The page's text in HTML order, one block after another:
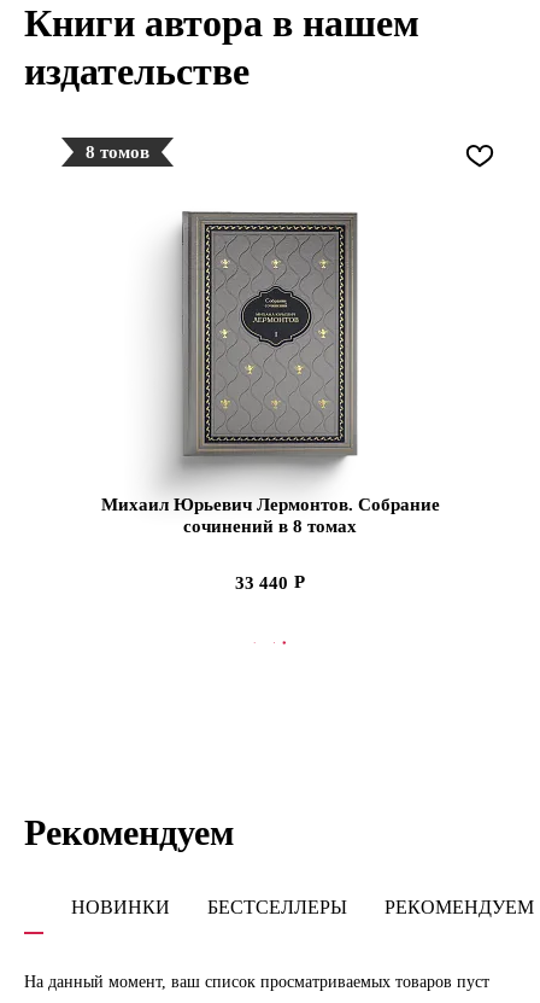
Книги автора в нашем
издательстве
8 томов
Михаил Юрьевич Лермонтов. Собрание
сочинений в 8 томах
33 440
СООБЩИТЬ О ПОСТУПЛЕНИИ
Рекомендуем
НОВИНКИ БЕСТСЕЛЛЕРЫ РЕКОМЕНДУЕМ
На данный момент, ваш список просматриваемых товаров пуст